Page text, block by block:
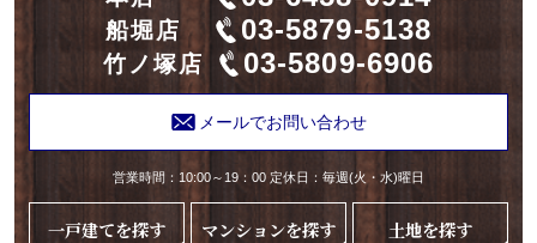
船堀店 03-5879-5138
竹ノ塚店 03-5809-6906
メールでお問い合わせ
営業時間：10:00～19：00 定休日：毎週(火・水)曜日
一戸建てを探す マンションを探す 土地を探す